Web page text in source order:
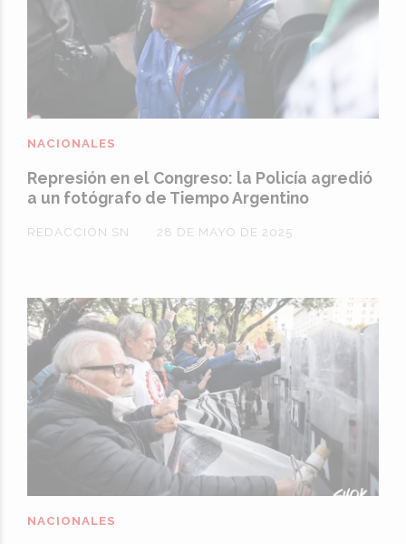
Represión en el Congreso: la Policía agredió
a un fotógrafo de Tiempo Argentino
REDACCIÓN SN
NACIONALES
28 DE MAYO DE 2025
NACIONALES